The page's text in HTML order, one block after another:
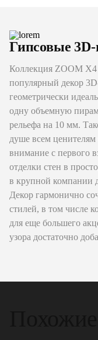
Гипсовые
Коллекция ZOOM
популярный декор
геометрически
одну объемную
рельефа на 10 мм.
душе всем
внимание с первого
отделки стен в
в крупной компании
Декор гармонично
стилей, в том числе
для еще большего
узора достаточно